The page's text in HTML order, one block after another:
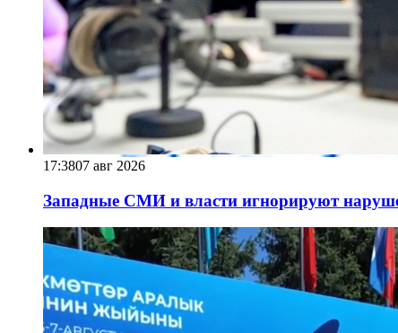
17:3807 авг 2026
Западные СМИ и власти игнорируют